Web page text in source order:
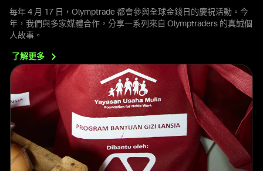
每年 4 月 17 日，Olymptrade 都會參與全球金錢日的慶祝活動。今
年，我們與多家媒體合作，分享一系列來自 Olymptraders 的真誠個
人故事。
了解更多